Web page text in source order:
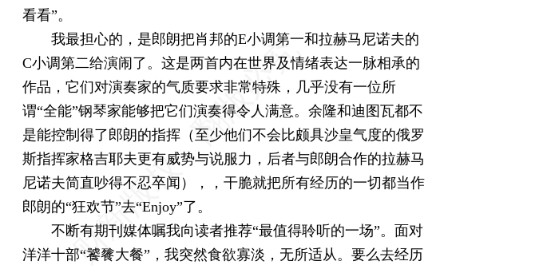
看看”。
我最担心的，是郎朗把肖邦的E小调第一和拉赫马尼诺夫的
C小调第二给演闹了。这是两首内在世界及情绪表达一脉相承的
作品，它们对演奏家的气质要求非常特殊，几乎没有一位所
谓“全能”钢琴家能够把它们演奏得令人满意。余隆和迪图瓦都不
是能控制得了郎朗的指挥（至少他们不会比颇具沙皇气度的俄罗
斯指挥家格吉耶夫更有威势与说服力，后者与郎朗合作的拉赫马
尼诺夫简直吵得不忍卒闻），，干脆就把所有经历的一切都当作
郎朗的“狂欢节”去“Enjoy”了。
不断有期刊媒体嘱我向读者推荐“最值得聆听的一场”。面对
洋洋十部“饕餮大餐”，我突然食欲寡淡，无所适从。要么去经历